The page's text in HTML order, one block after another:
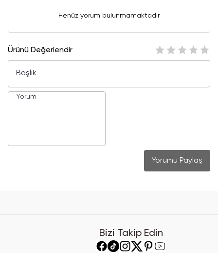
Henüz yorum bulunmamaktadır
Ürünü Değerlendir
Yorumu Paylaş
Bizi Takip Edin